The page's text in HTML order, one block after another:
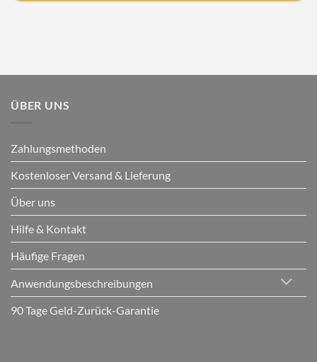
ÜBER UNS
Zahlungsmethoden
Kostenloser Versand & Lieferung
Über uns
Hilfe & Kontakt
Häufige Fragen
Anwendungsbeschreibungen
90 Tage Geld-Zurück-Garantie